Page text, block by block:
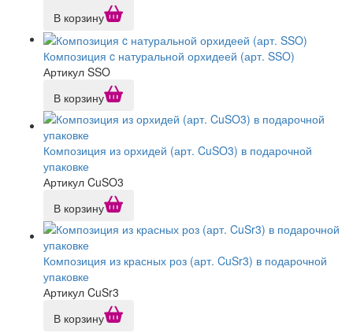
В корзину
Композиция c натуральной орхидеей (арт. SSO)
Артикул SSO
В корзину
Композиция из орхидей (арт. CuSO3) в подарочной
упаковке
Артикул CuSO3
В корзину
Композиция из красных роз (арт. CuSr3) в подарочной
упаковке
Артикул CuSr3
В корзину